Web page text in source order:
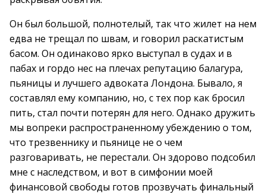
Он был большой, полнотелый, так что жилет на нем
едва не трещал по швам, и говорил раскатистым
басом. Он одинаково ярко выступал в судах и в
пабах и гордо нес на плечах репутацию балагура,
пьяницы и лучшего адвоката Лондона. Бывало, я
составлял ему компанию, но, с тех пор как бросил
пить, стал почти потерян для него. Однако дружить
мы вопреки распространенному убеждению о том,
что трезвеннику и пьянице не о чем
разговаривать, не перестали. Он здорово подсобил
мне с наследством, и вот в симфонии моей
финансовой свободы готов прозвучать финальный